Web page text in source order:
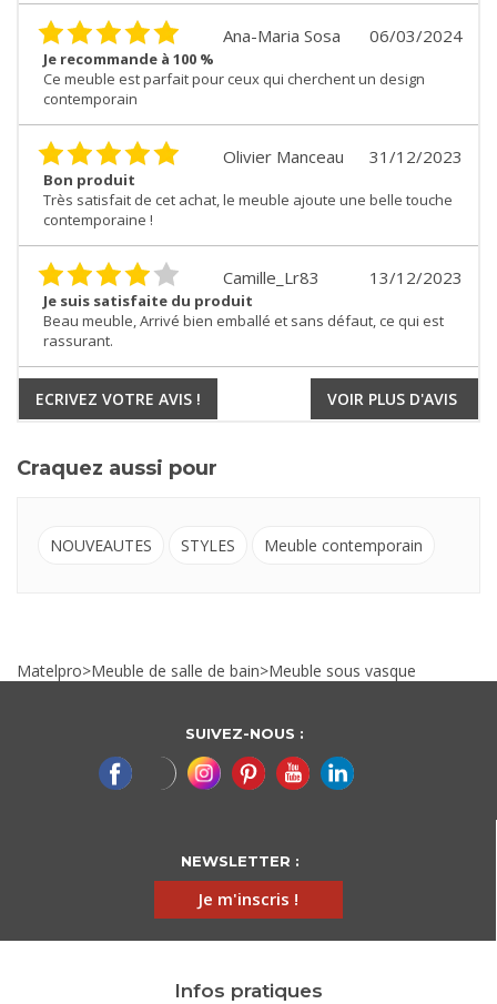
06/03/2024
Ana-Maria Sosa
Je recommande à 100 %
Ce meuble est parfait pour ceux qui cherchent un design
contemporain
31/12/2023
Olivier Manceau
Bon produit
Très satisfait de cet achat, le meuble ajoute une belle touche
contemporaine !
13/12/2023
Camille_Lr83
Je suis satisfaite du produit
Beau meuble, Arrivé bien emballé et sans défaut, ce qui est
rassurant.
ECRIVEZ VOTRE AVIS ! VOIR PLUS D'AVIS
Craquez aussi pour
NOUVEAUTES STYLES Meuble contemporain
Matelpro>Meuble de salle de bain>Meuble sous vasque
SUIVEZ-NOUS :
NEWSLETTER :
Je m'inscris !
Infos pratiques